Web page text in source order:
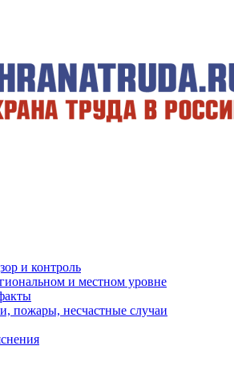
и контроль
и местном уровне
пожары, несчастные случаи